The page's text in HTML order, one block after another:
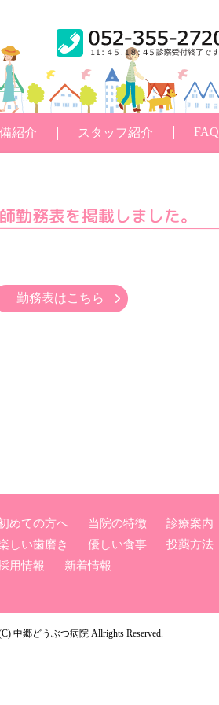
紹介 スタッフ紹介 FAQ
勤務表を掲載しました。
勤務表はこちら
めての方へ 当院の特徴 診療案内
しい歯磨き
優しい食事 投薬方法
用情報
新着情報
中郷どうぶつ病院 Allrights Reserved.